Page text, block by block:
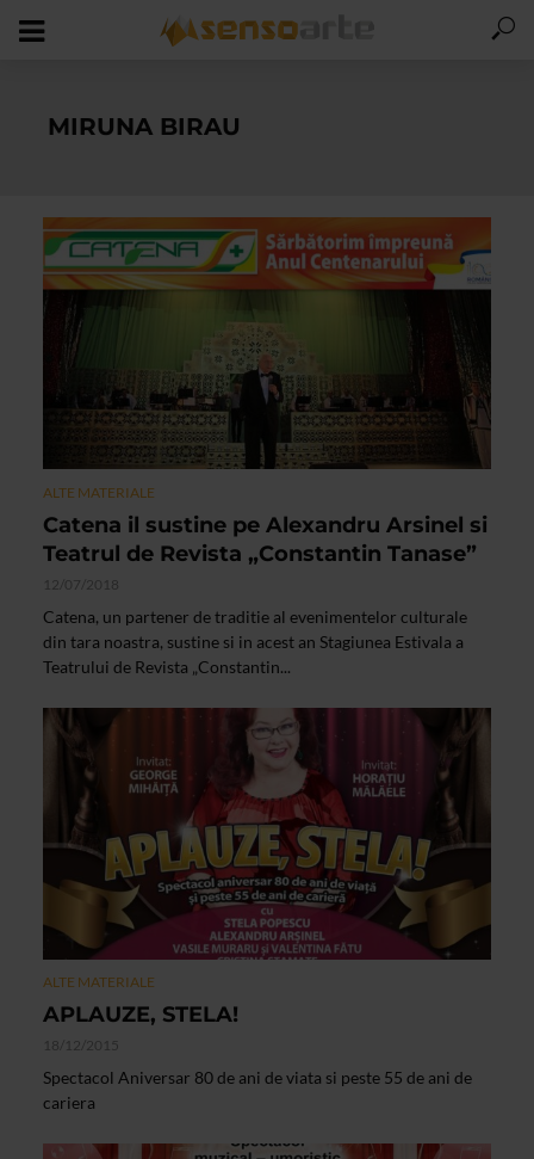
MIRUNA BIRAU
ALTE MATERIALE
Catena il sustine pe Alexandru Arsinel si
Teatrul de Revista „Constantin Tanase”
12/07/2018
Catena, un partener de traditie al evenimentelor culturale
din tara noastra, sustine si in acest an Stagiunea Estivala a
Teatrului de Revista „Constantin...
ALTE MATERIALE
APLAUZE, STELA!
18/12/2015
Spectacol Aniversar 80 de ani de viata si peste 55 de ani de
cariera